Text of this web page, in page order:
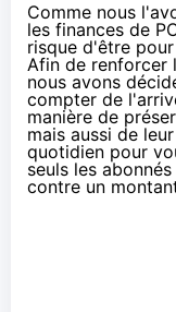
Comme nous
les finances de
risque d'être
Afin de renforcer
nous avons
compter de
manière de
mais aussi de
quotidien pour
seuls les
contre un